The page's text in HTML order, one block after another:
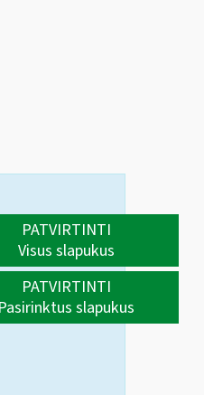
PATVIRTINTI
Visus slapukus
PATVIRTINTI
Pasirinktus slapukus